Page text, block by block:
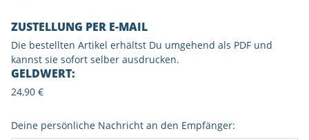
ZUSTELLUNG PER E-MAIL
Die bestellten Artikel erhältst Du umgehend als PDF und
kannst sie sofort selber ausdrucken.
GELDWERT:
24,90 €
Deine persönliche Nachricht an den Empfänger: